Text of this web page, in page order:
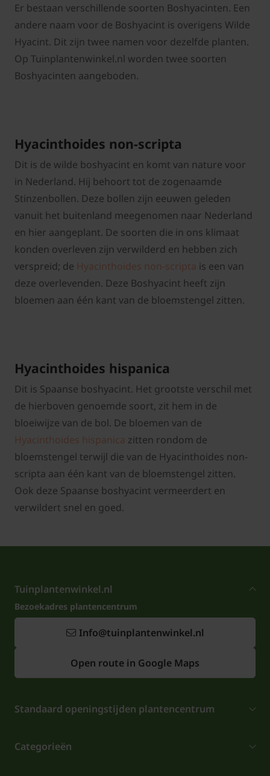
Er bestaan verschillende soorten Boshyacinten. Een
andere naam voor de Boshyacint is overigens Wilde
Hyacint. Dit zijn twee namen voor dezelfde planten.
Op Tuinplantenwinkel.nl worden twee soorten
Boshyacinten aangeboden.
Hyacinthoides non-scripta
Dit is de wilde boshyacint en komt van nature voor
in Nederland. Hij behoort tot de zogenaamde
Stinzenbollen. Deze bollen zijn eeuwen geleden
vanuit het buitenland meegenomen naar Nederland
en hier aangeplant. De soorten die in ons klimaat
konden overleven zijn verwilderd en hebben zich
verspreid; de Hyacinthoides non-scripta is een van
deze overlevenden. Deze Boshyacint heeft zijn
bloemen aan één kant van de bloemstengel zitten.
Hyacinthoides hispanica
Dit is Spaanse boshyacint. Het grootste verschil met
de hierboven genoemde soort, zit hem in de
bloeiwijze van de bol. De bloemen van de
Hyacinthoides hispanica zitten rondom de
bloemstengel terwijl die van de Hyacinthoides non-
scripta aan één kant van de bloemstengel zitten.
Ook deze Spaanse boshyacint vermeerdert en
verwildert snel en goed.
Tuinplantenwinkel.nl
Bezoekadres plantencentrum
Info@tuinplantenwinkel.nl
Open route in Google Maps
Standaard openingstijden plantencentrum
Categorieën